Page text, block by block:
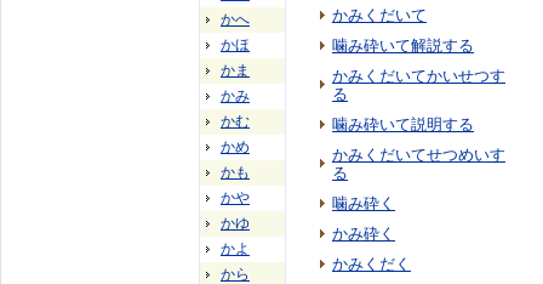
かへ
かほ
かま
かみ
かむ
かめ
かも
かや
かゆ
かよ
から
かみくだいて
噛み砕いて解説する
かみくだいてかいせつす
る
噛み砕いて説明する
かみくだいてせつめいす
る
噛み砕く
かみ砕く
かみくだく